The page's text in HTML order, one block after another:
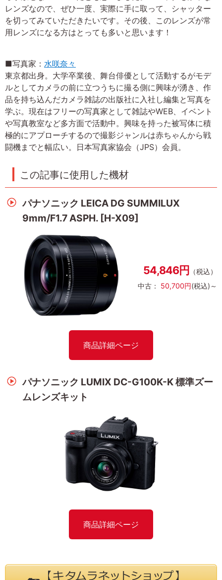
レンズなので、ぜひ一度、実際に手に取って、シャッター
を切ってみていただきたいです。その後、このレンズが常
用レンズになる方はとっても多いと思います！
■写真家： 水咲奈々
東京都出身。大学卒業後、舞台俳優として活動するがモデ
ルとしてカメラの前に立つうちに撮る側に興味が湧き、作
品を持ち込んだカメラ雑誌の出版社に入社し編集と写真を
学ぶ。現在はフリーの写真家として雑誌やWEB、イベント
や写真教室など多方面で活動中。興味を持った被写体に積
極的にアプローチするので撮影ジャンルは赤ちゃんから戦
闘機までと幅広い。日本写真家協会（JPS）会員。
この記事に使用した機材
パナソニック LEICA DG SUMMILUX
9mm/F1.7 ASPH. [H-X09]
54,846円 （税込）
中古： 50,700円(税込)～
商品詳細ページ
パナソニック LUMIX DC-G100K-K 標準ズー
ムレンズキット
商品詳細ページ